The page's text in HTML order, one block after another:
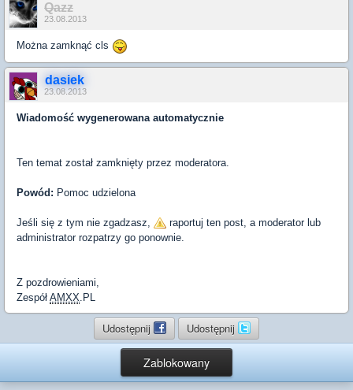
Qazz
23.08.2013
Można zamknąć cls
dasiek
23.08.2013
Wiadomość wygenerowana automatycznie
Ten temat został zamknięty przez moderatora.
Powód: Pomoc udzielona
Jeśli się z tym nie zgadzasz,
raportuj ten post, a moderator lub
administrator rozpatrzy go ponownie.
Z pozdrowieniami,
Zespół AMXX .PL
Udostępnij Udostępnij
Zablokowany